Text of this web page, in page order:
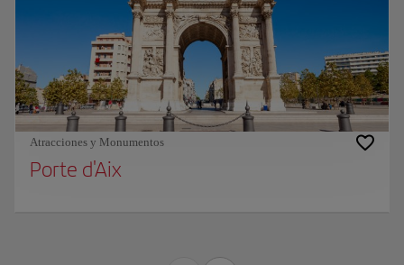
Atracciones y Monumentos
Porte d'Aix